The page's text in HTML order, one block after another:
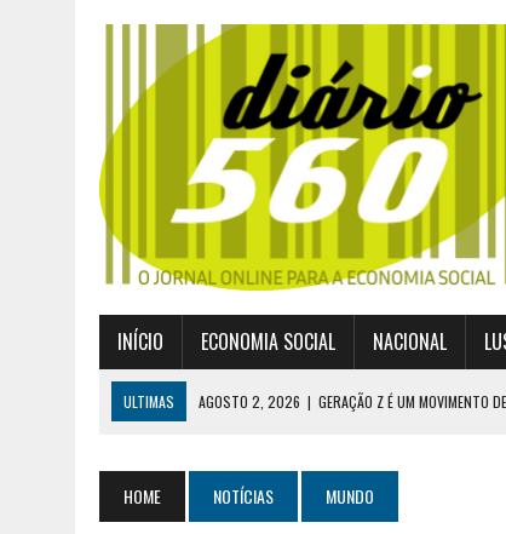
INÍCIO ECONOMIA SOCIAL NACIONAL
ULTIMAS AGOSTO 2, 2026 | GERAÇÃO Z É UM MOVIMENTO
CASES DIVULGA ÚLTIMOS NÚMEROS DA
JULHO 26, 2026 | UM MARCO QUE REDEFINE O COOPERATIVISMO
HOME NOTÍCIAS MUNDO